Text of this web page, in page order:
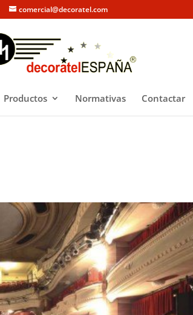
comercial@decoratel.com
Productos Normativas Contactar